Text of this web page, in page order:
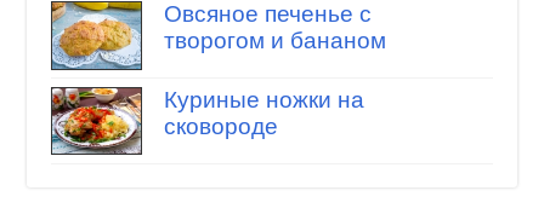
Овсяное печенье с
творогом и бананом
Куриные ножки на
сковороде